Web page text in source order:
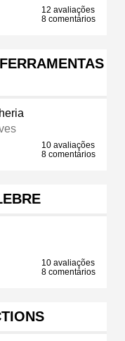
12 avaliações
8 comentários
10 avaliações
8 comentários
10 avaliações
8 comentários